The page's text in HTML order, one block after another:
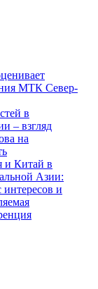
МТК Север-
в
– взгляд
на
и Китай в
Азии:
интересов и